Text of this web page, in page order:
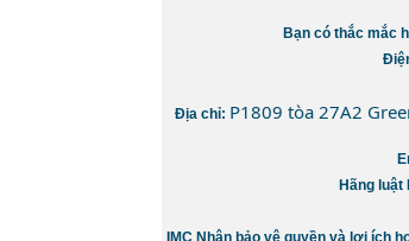
Bạn có thắc mắc
Địa chỉ: P1809 tòa 27A2
Hãng luật
IMC Nhận bảo vệ quyền và lợi ích